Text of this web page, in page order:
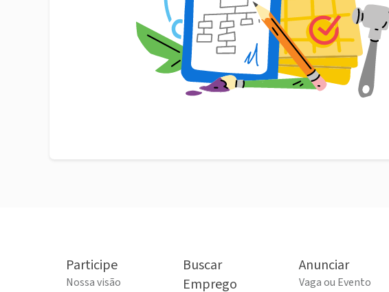
Participe
Nossa visão
Buscar
Emprego
Anunciar
Vaga ou Evento